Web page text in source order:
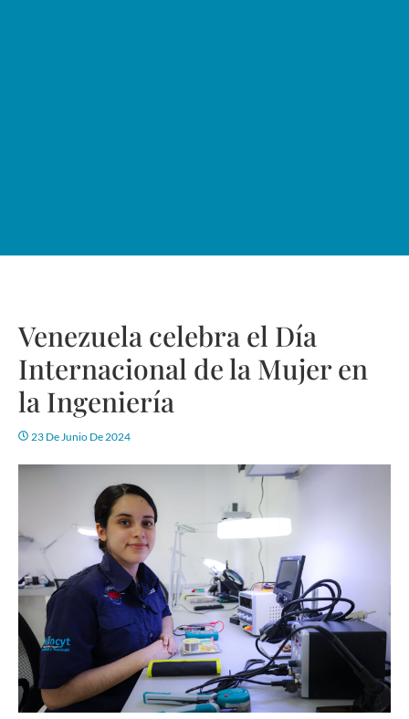
Venezuela celebra el Día
Internacional de la Mujer en
la Ingeniería
23 De Junio De 2024